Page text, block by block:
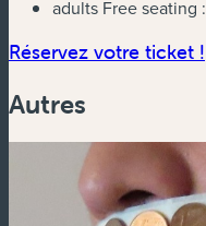
adults Free seating :
Réservez votre ticket !
Autres